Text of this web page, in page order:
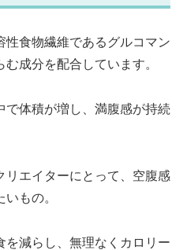
性食物繊維であるグルコマン
成分を配合しています。
で体積が増し、満腹感が持続
リエイターにとって、空腹感
もの。
を減らし、無理なくカロリー